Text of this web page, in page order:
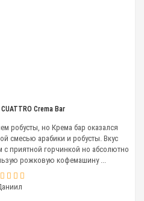
Crema Bar
робусты, но Крема бар оказался
смесью арабики и робусты. Вкус
приятной горчинкой но абсолютно
рожковую кофемашину ...